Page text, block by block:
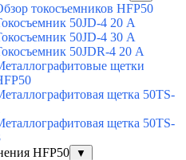
токосъемников HFP50
50JD-4 20 А
50JD-4 30 А
50JDR-4 20 А
щетки
щетка 50TS-
щетка 50TS-
HFP50
▼